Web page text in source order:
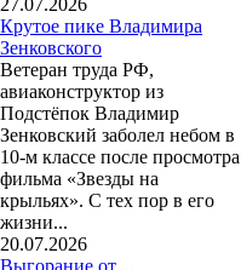
27.07.2026
Крутое пике Владимира
Зенковского
Ветеран труда РФ,
авиаконструктор из
Подстёпок Владимир
Зенковский заболел небом в
10-м классе после просмотра
фильма «Звезды на
крыльях». С тех пор в его
жизни...
20.07.2026